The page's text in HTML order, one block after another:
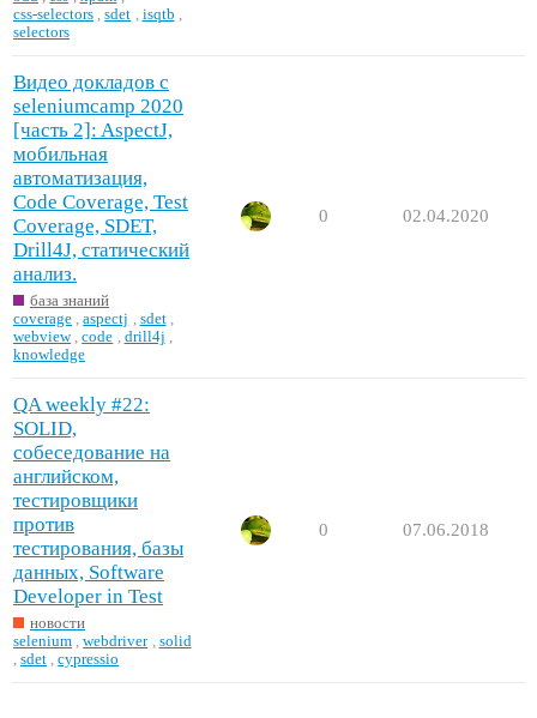
css-selectors ,sdet isqtb
selectors
Видео докладов с
seleniumcamp 2020
[часть 2]: AspectJ,
мобильная
автоматизация,
Code Coverage, Test
Coverage, SDET,
Drill4J, статический
анализ.
база знаний
coverage ,aspectj sdet
webview ,code drill4j
knowledge
0 02.04.2020
QA weekly #22:
SOLID,
собеседование на
английском,
тестировщики
против
тестирования, базы
данных, Software
Developer in Test
новости
selenium ,webdriver
solid
sdet ,cypressio
0 07.06.2018